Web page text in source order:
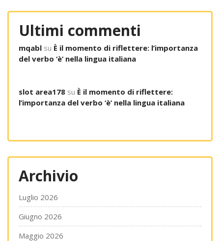
Ultimi commenti
mqabl su È il momento di riflettere: l’importanza
del verbo ‘è’ nella lingua italiana
slot area178 su È il momento di riflettere:
l’importanza del verbo ‘è’ nella lingua italiana
Archivio
Luglio 2026
Giugno 2026
Maggio 2026